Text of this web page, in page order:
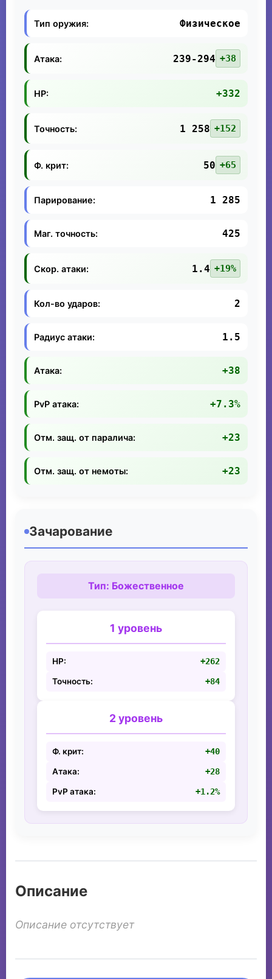
Тип оружия: Физическое
Атака: 239-294 +38
HP: +332
Точность: 1 258 +152
Ф. крит: 50 +65
Парирование: 1 285
Маг. точность: 425
Скор. атаки: 1.4 +19%
Кол-во ударов: 2
Радиус атаки: 1.5
Атака: +38
PvP атака: +7.3%
Отм. защ. от паралича: +23
Отм. защ. от немоты: +23
Зачарование
Тип: Божественное
1 уровень
HP: +262
Точность: +84
2 уровень
Ф. крит: +40
Атака: +28
PvP атака: +1.2%
Описание
Описание отсутствует